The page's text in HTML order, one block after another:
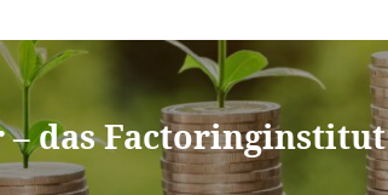
das Factoringinstitut